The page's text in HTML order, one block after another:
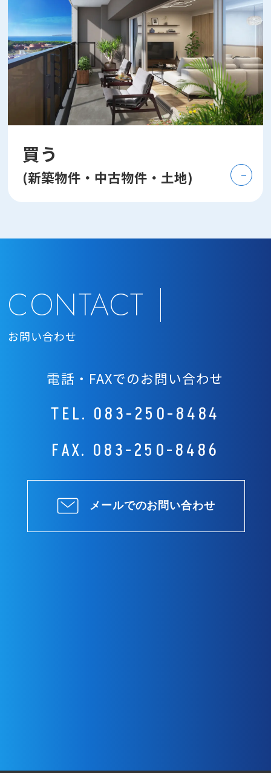
買う
(新築物件・中古物件・土地)
CONTACT
お問い合わせ
電話・FAXでのお問い合わせ
TEL. 083-250-8484
FAX. 083-250-8486
メールでのお問い合わせ